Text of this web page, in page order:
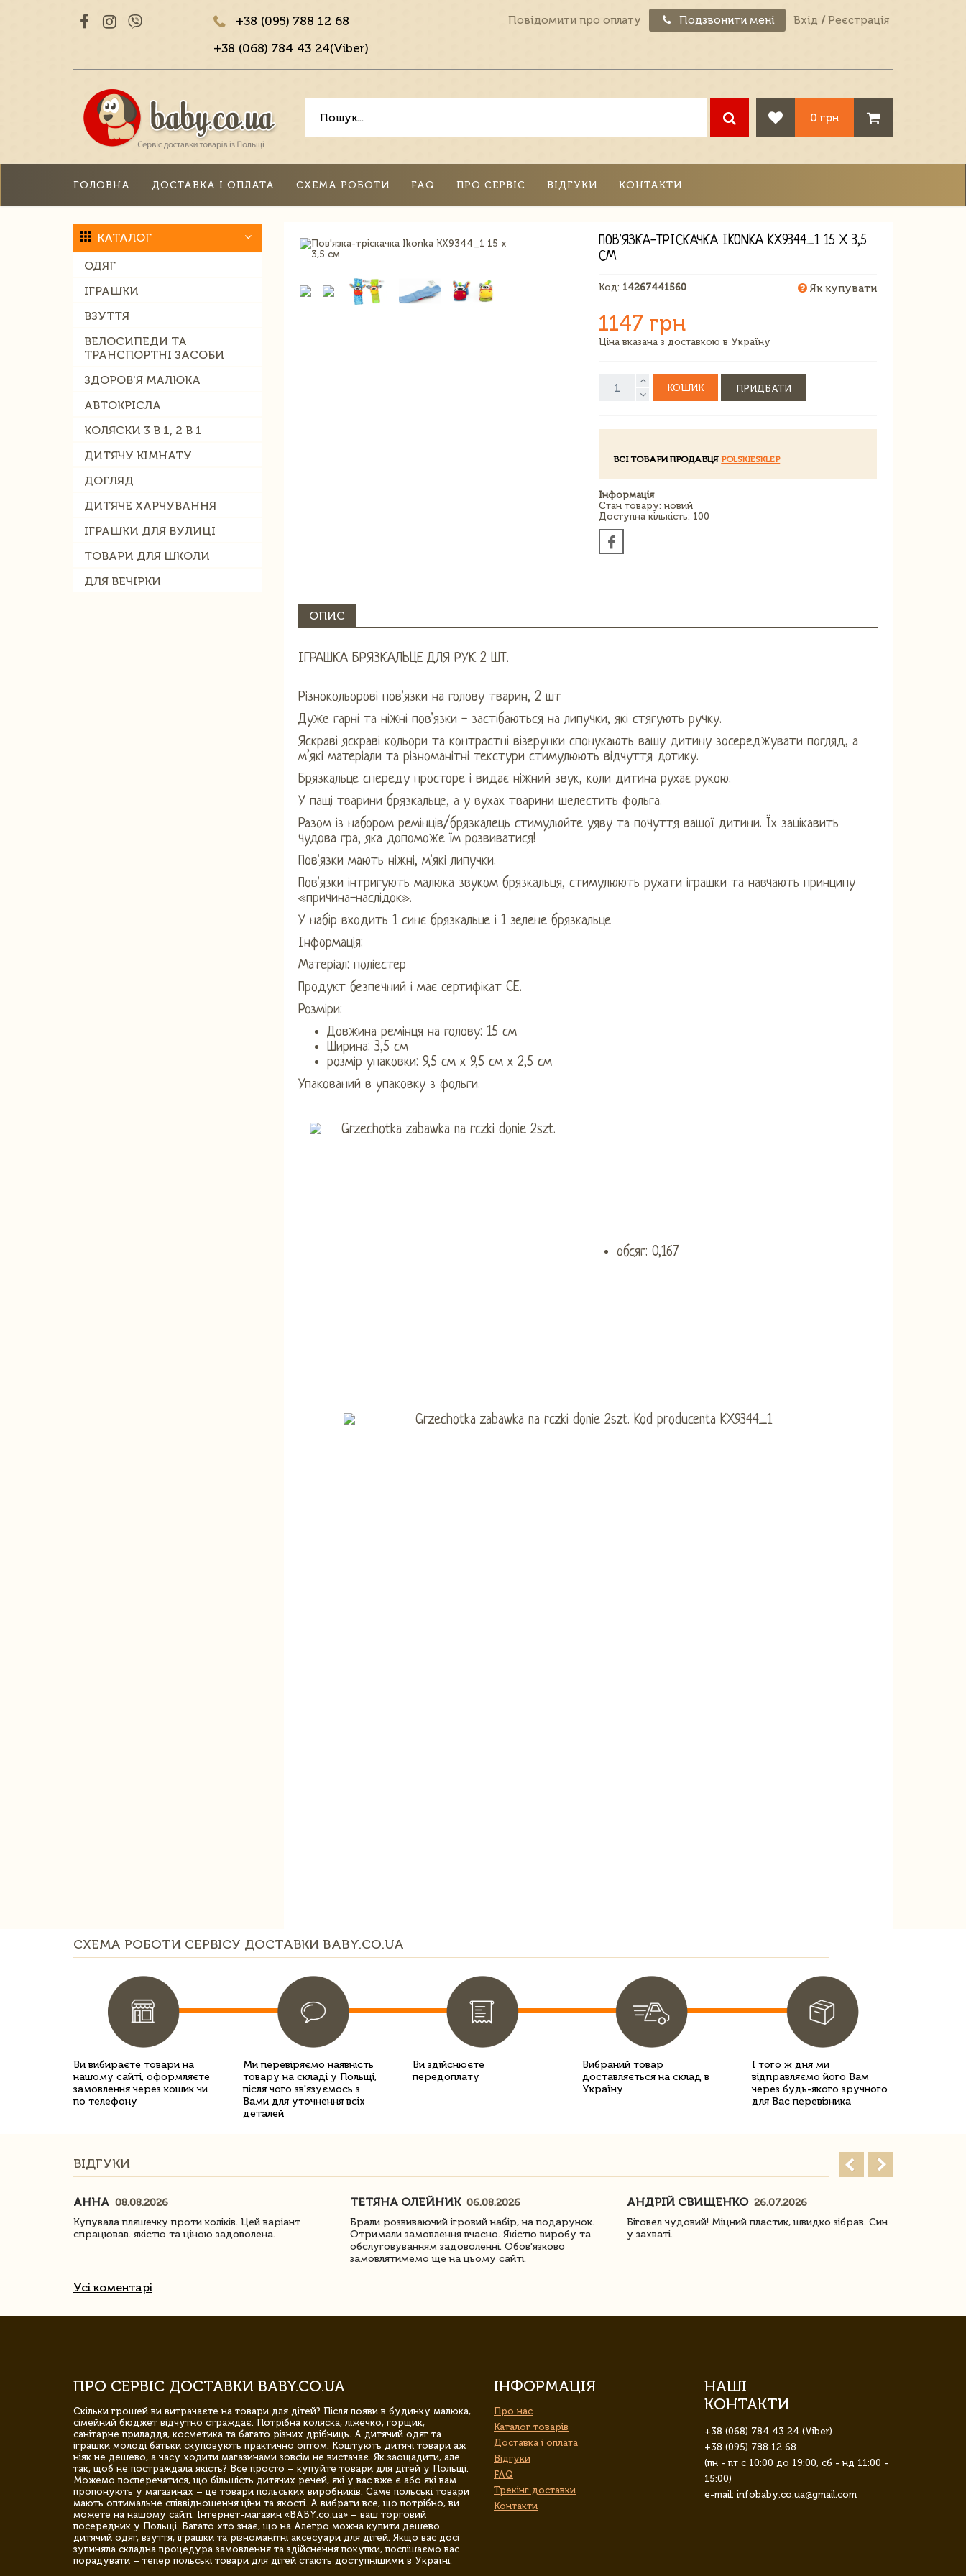
+38 (095) 788 12 68
+38 (068) 784 43 24(Viber)
Повідомити про оплату Подзвонити мені Вхід / Реєстрація
0 грн
ГОЛОВНА ДОСТАВКА І ОПЛАТА СХЕМА РОБОТИ FAQ ПРО СЕРВІС ВІДГУКИ КОНТАКТИ
КАТАЛОГ
ОДЯГ
ІГРАШКИ
ВЗУТТЯ
ВЕЛОСИПЕДИ ТА
ТРАНСПОРТНІ ЗАСОБИ
ЗДОРОВ'Я МАЛЮКА
АВТОКРІСЛА
КОЛЯСКИ 3 В 1, 2 В 1
ДИТЯЧУ КІМНАТУ
ДОГЛЯД
ДИТЯЧЕ ХАРЧУВАННЯ
ІГРАШКИ ДЛЯ ВУЛИЦІ
ТОВАРИ ДЛЯ ШКОЛИ
ДЛЯ ВЕЧІРКИ
ПОВ'ЯЗКА-ТРІСКАЧКА IKONKA KX9344_1 15 Х 3,5
СМ
Код: 14267441560 Як купувати
1147 грн
Ціна вказана з доставкою в Україну
КОШИК ПРИДБАТИ
ВСІ ТОВАРИ ПРОДАВЦЯPOLSKIESKLEP
Інформація
Стан товару: новий
Доступна кількість: 100
ОПИС
ІГРАШКА БРЯЗКАЛЬЦЕ ДЛЯ РУК 2 ШТ.
Різнокольорові пов'язки на голову тварин, 2 шт
Дуже гарні та ніжні пов'язки - застібаються на липучки, які стягують ручку.
Яскраві яскраві кольори та контрастні візерунки спонукають вашу дитину зосереджувати погляд, а
м’які матеріали та різноманітні текстури стимулюють відчуття дотику.
Брязкальце спереду просторе і видає ніжний звук, коли дитина рухає рукою.
У пащі тварини брязкальце, а у вухах тварини шелестить фольга.
Разом із набором ремінців/брязкалець стимулюйте уяву та почуття вашої дитини. Їх зацікавить
чудова гра, яка допоможе їм розвиватися!
Пов'язки мають ніжні, м'які липучки.
Пов'язки інтригують малюка звуком брязкальця, стимулюють рухати іграшки та навчають принципу
«причина-наслідок».
У набір входить 1 синє брязкальце і 1 зелене брязкальце
Інформація:
Матеріал: поліестер
Продукт безпечний і має сертифікат CE.
Розміри:
Довжина ремінця на голову: 15 см
Ширина: 3,5 см
розмір упаковки: 9,5 см х 9,5 см х 2,5 см
Упакований в упаковку з фольги.
обсяг: 0,167
СХЕМА РОБОТИ СЕРВІСУ ДОСТАВКИ BABY.CO.UA
Ви вибираєте товари на
нашому сайті, оформляєте
замовлення через кошик чи
по телефону
Ми перевіряємо наявність
товару на складі у Польщі,
після чого зв'язуємось з
Вами для уточнення всіх
деталей
Ви здійснюєте
передоплату
Вибраний товар
доставляється на склад в
Україну
І того ж дня ми
відправляємо його Вам
через будь-якого зручного
для Вас перевізника
ВІДГУКИ
АННА 08.08.2026
Купувала пляшечку проти коліків. Цей варіант
спрацював. якістю та ціною задоволена.
ТЕТЯНА ОЛЕЙНИК 06.08.2026
Брали розвиваючий ігровий набір, на подарунок.
Отримали замовлення вчасно. Якістю виробу та
обслуговуванням задоволенні. Обов'язково
замовлятимемо ще на цьому сайті.
АНДРІЙ СВИЩЕНКО 26.07.2026
Біговел чудовий! Міцний пластик, швидко зібрав. Син
у захваті.
Усі коментарі
ПРО СЕРВІС ДОСТАВКИ BABY.CO.UA
Скільки грошей ви витрачаєте на товари для дітей? Після появи в будинку малюка,
сімейний бюджет відчутно страждає. Потрібна коляска, ліжечко, горщик,
санітарне приладдя, косметика та багато різних дрібниць. А дитячий одяг та
іграшки молоді батьки скуповують практично оптом. Коштують дитячі товари аж
ніяк не дешево, а часу ходити магазинами зовсім не вистачає. Як заощадити, але
так, щоб не постраждала якість? Все просто – купуйте товари для дітей у Польщі.
Можемо посперечатися, що більшість дитячих речей, які у вас вже є або які вам
пропонують у магазинах – це товари польських виробників. Саме польські товари
мають оптимальне співвідношення ціни та якості. А вибрати все, що потрібно, ви
можете на нашому сайті. Інтернет-магазин «BABY.co.ua» – ваш торговий
посередник у Польщі. Багато хто знає, що на Алегро можна купити дешево
дитячий одяг, взуття, іграшки та різноманітні аксесуари для дітей. Якщо вас досі
зупиняла складна процедура замовлення та здійснення покупки, поспішаємо вас
порадувати – тепер польські товари для дітей стають доступнішими в Україні.
ІНФОРМАЦІЯ
Про нас
Каталог товарів
Доставка і оплата
Відгуки
FAQ
Трекінг доставки
Контакти
НАШІ
КОНТАКТИ
+38 (068) 784 43 24 (Viber)
+38 (095) 788 12 68
(пн - пт с 10:00 до 19:00, сб - нд 11:00 -
15:00)
e-mail: infobaby.co.ua@gmail.com